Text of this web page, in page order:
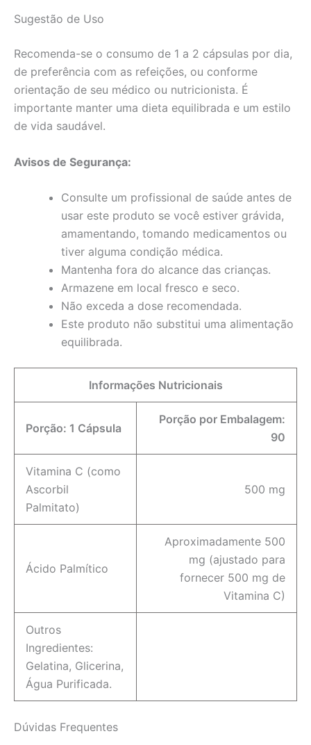
Sugestão de Uso
Recomenda-se o consumo de 1 a 2 cápsulas por dia,
de preferência com as refeições, ou conforme
orientação de seu médico ou nutricionista. É
importante manter uma dieta equilibrada e um estilo
de vida saudável.
Avisos de Segurança:
Consulte um profissional de saúde antes de
usar este produto se você estiver grávida,
amamentando, tomando medicamentos ou
tiver alguma condição médica.
Mantenha fora do alcance das crianças.
Armazene em local fresco e seco.
Não exceda a dose recomendada.
Este produto não substitui uma alimentação
equilibrada.
Informações Nutricionais
Porção: 1 Cápsula
Porção por Embalagem:
90
Vitamina C (como
Ascorbil
Palmitato)
500 mg
Ácido Palmítico
Aproximadamente 500
mg (ajustado para
fornecer 500 mg de
Vitamina C)
Outros
Ingredientes:
Gelatina, Glicerina,
Água Purificada.
Dúvidas Frequentes